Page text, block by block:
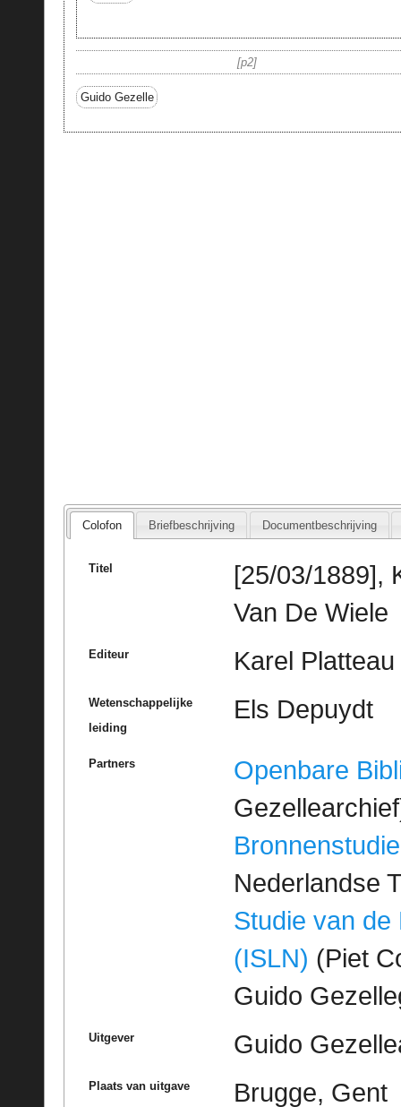
p2
Guido Gezelle
Colofon Briefbeschrijving Documentbeschrijving
Titel
[25/03/1889],
Van De Wiele
Editeur Karel Platteau
Wetenschappelijke
leiding
Els Depuydt
Partners
Openbare
Bronnenstudie
Nederlandse
Studie van de
(ISLN) (Piet
Guido
Uitgever Guido
Plaats van uitgave Brugge, Gent